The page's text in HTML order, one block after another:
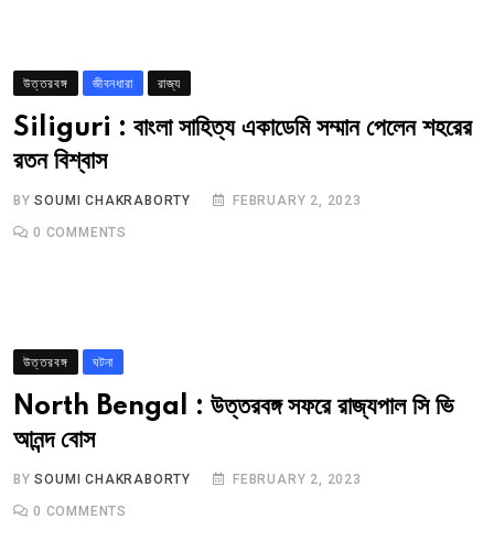
উত্তরবঙ্গ জীবনধারা রাজ্য
Siliguri : বাংলা সাহিত্য একাডেমি সম্মান পেলেন শহরের
রতন বিশ্বাস
BYSOUMI CHAKRABORTY FEBRUARY 2, 2023
0 COMMENTS
উত্তরবঙ্গ ঘটনা
North Bengal : উত্তরবঙ্গ সফরে রাজ্যপাল সি ভি
আনন্দ বোস
BYSOUMI CHAKRABORTY FEBRUARY 2, 2023
0 COMMENTS